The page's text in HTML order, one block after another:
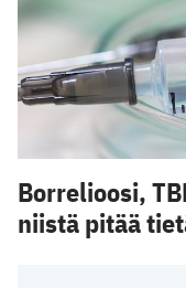
Borrelioosi,
niistä pitää